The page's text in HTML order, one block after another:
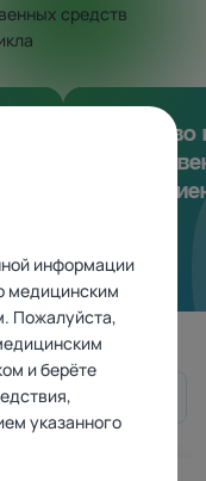
средств
для
информации
медицинским
Пожалуйста,
и берёте
указанного